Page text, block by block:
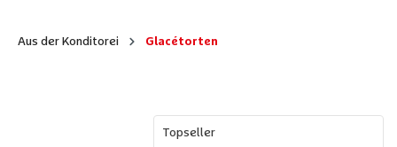
Aus der Konditorei Glacétorten